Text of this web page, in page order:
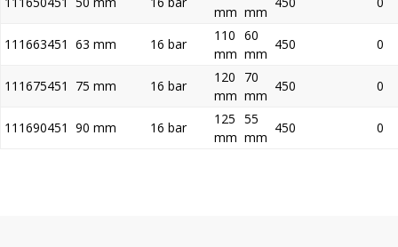
mm mm
111663451 63 mm 16 bar
110
mm
60
mm
450 0
111675451 75 mm 16 bar
120
mm
70
mm
450 0
111690451 90 mm 16 bar
125
mm
55
mm
450 0